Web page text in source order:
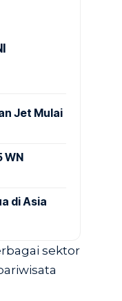
Jet Mulai
WN
di Asia
sektor